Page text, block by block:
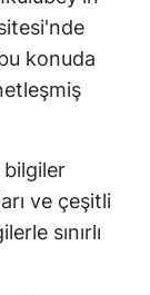
konuda
bilgiler
ve çeşitli
sınırlı